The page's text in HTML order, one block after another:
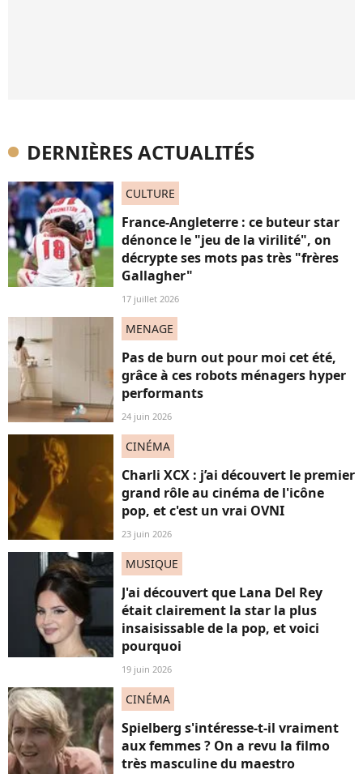
DERNIÈRES ACTUALITÉS
CULTURE
France-Angleterre : ce buteur star
dénonce le "jeu de la virilité", on
décrypte ses mots pas très "frères
Gallagher"
17 juillet 2026
MENAGE
Pas de burn out pour moi cet été,
grâce à ces robots ménagers hyper
performants
24 juin 2026
CINÉMA
Charli XCX : j’ai découvert le premier
grand rôle au cinéma de l'icône
pop, et c'est un vrai OVNI
23 juin 2026
MUSIQUE
J'ai découvert que Lana Del Rey
était clairement la star la plus
insaisissable de la pop, et voici
pourquoi
19 juin 2026
CINÉMA
Spielberg s'intéresse-t-il vraiment
aux femmes ? On a revu la filmo
très masculine du maestro